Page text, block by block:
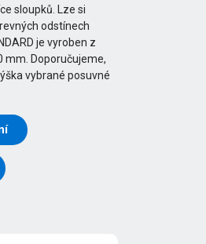
sloupků. Lze si
odstínech
je vyroben z
mm. Doporučujeme,
vybrané posuvné